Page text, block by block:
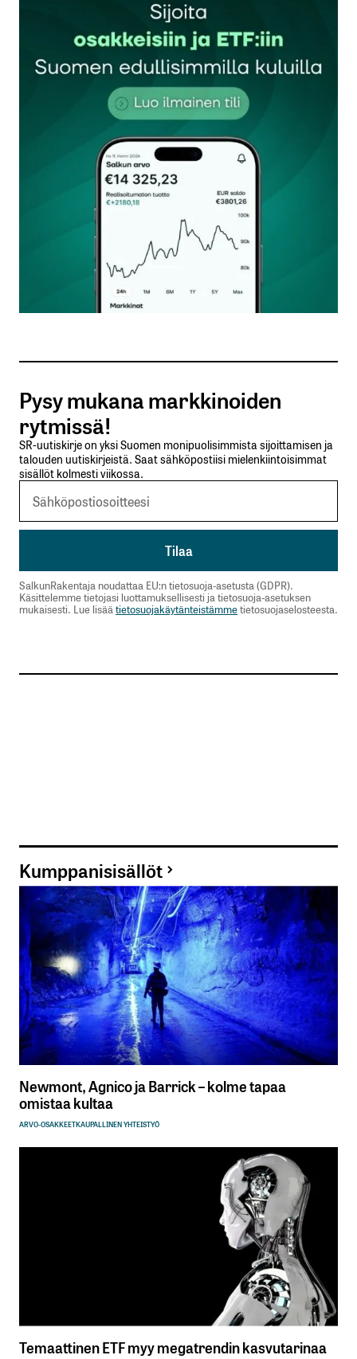
Sähköpostiosoitettasi ei julkaista.Pakolliset
kentät on merkitty*
Kommentti*
Nimesi tai nimimerkkisi
Sähköpostiosoitteesi
Tilaa SalkunRakentajan uutiskirje
Lähetä kommentti
Pysy mukana markkinoiden
rytmissä!
SR-uutiskirje on yksi Suomen monipuolisimmista sijoittamisen ja
talouden uutiskirjeistä. Saat sähköpostiisi mielenkiintoisimmat
sisällöt kolmesti viikossa.
SalkunRakentaja noudattaa EU:n tietosuoja-asetusta (GDPR).
Käsittelemme tietojasi luottamuksellisesti ja tietosuoja-asetuksen
mukaisesti. Lue lisää tietosuojakäytänteistämmetietosuojaselosteesta.
Kumppanisisällöt
Newmont, Agnico ja Barrick – kolme tapaa
omistaa kultaa
ARVO-OSAKKEETKAUPALLINEN YHTEISTYÖ
Temaattinen ETF myy megatrendin kasvutarinaa